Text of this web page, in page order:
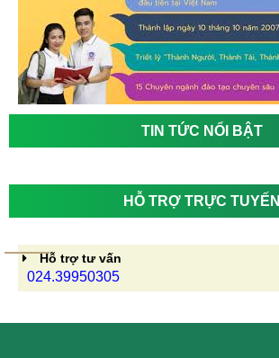
TIN TỨC NỔI BẬT
HỖ TRỢ TRỰC TUYẾN
Hỗ trợ tư vấn
024.39950305